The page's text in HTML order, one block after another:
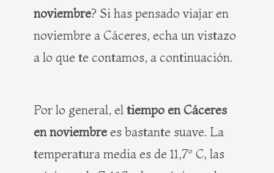
noviembre? Si has pensado viajar en
noviembre a Cáceres, echa un vistazo
a lo que te contamos, a continuación.
Por lo general, el tiempo en Cáceres
en noviembre es bastante suave. La
temperatura media es de 11,7º C, las